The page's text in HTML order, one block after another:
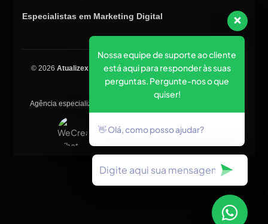
Especialistas em Marketing Digital
© 2026 Atualizex Marketing & Performance. Todos os direitos
reservados.
Agência especializada em SEO, criação de sites, tráfego pago e
Nossa equipe de suporte ao cliente
está aqui para responder às suas
perguntas. Pergunte-nos o que
quiser!
👋 Olá, como posso ajudar?